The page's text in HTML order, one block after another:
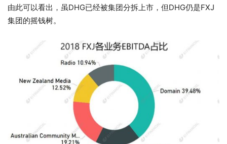
由此可以看出，虽DHG已经被集团分拆上市，但DHG仍是FXJ
集团的摇钱树。